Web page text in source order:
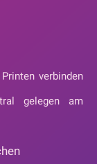
verbinden
gelegen am